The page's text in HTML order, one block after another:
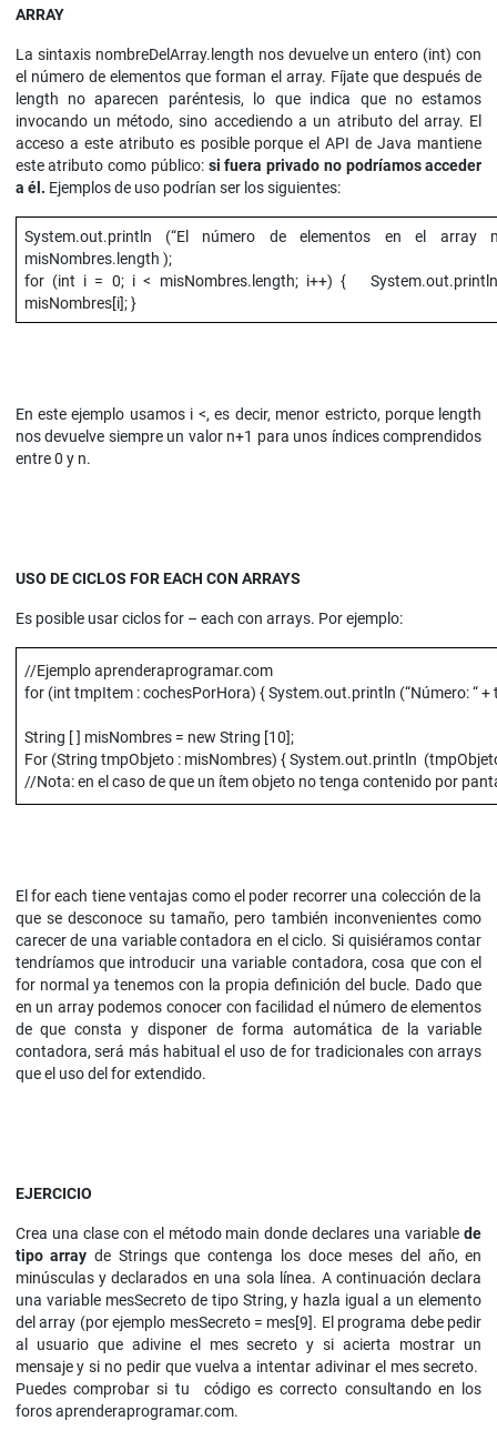
ARRAY
La sintaxis nombreDelArray.length nos devuelve un entero (int) con
el número de elementos que forman el array. Fíjate que después de
length no aparecen paréntesis, lo que indica que no estamos
invocando un método, sino accediendo a un atributo del array. El
acceso a este atributo es posible porque el API de Java mantiene
este atributo como público: si fuera privado no podríamos acceder
a él. Ejemplos de uso podrían ser los siguientes:
System.out.println (“El número de elementos en el array
misNombres.length );
for (int i = 0; i < misNombres.length; i++) {
misNombres[i]; }
En este ejemplo usamos i <, es decir, menor estricto, porque length
nos devuelve siempre un valor n+1 para unos índices comprendidos
entre 0 y n.
USO DE CICLOS FOR EACH CON ARRAYS
Es posible usar ciclos for – each con arrays. Por ejemplo:
//Ejemplo aprenderaprogramar.com
for (int tmpItem : cochesPorHora) { System.out.println (“Número: “ +
String [ ] misNombres = new String [10];
For (String tmpObjeto : misNombres) { System.out.println
//Nota: en el caso de que un ítem objeto no tenga contenido por
El for each tiene ventajas como el poder recorrer una colección de la
que se desconoce su tamaño, pero también inconvenientes como
carecer de una variable contadora en el ciclo. Si quisiéramos contar
tendríamos que introducir una variable contadora, cosa que con el
for normal ya tenemos con la propia definición del bucle. Dado que
en un array podemos conocer con facilidad el número de elementos
de que consta y disponer de forma automática de la variable
contadora, será más habitual el uso de for tradicionales con arrays
que el uso del for extendido.
EJERCICIO
Crea una clase con el método main donde declares una variablede
tipo array de Strings que contenga los doce meses del año, en
minúsculas y declarados en una sola línea. A continuación declara
una variable mesSecreto de tipo String, y hazla igual a un elemento
del array (por ejemplo mesSecreto = mes[9]. El programa debe pedir
al usuario que adivine el mes secreto y si acierta mostrar un
mensaje y si no pedir que vuelva a intentar adivinar el mes secreto.
Puedes comprobar si tu código es correcto consultando en los
foros aprenderaprogramar.com.